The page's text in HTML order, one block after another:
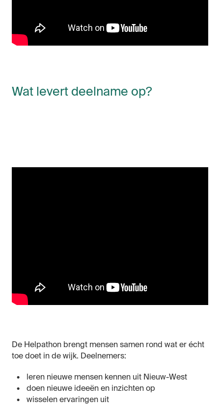
Wat levert deelname op?
De Helpathon brengt mensen samen rond wat er écht
toe doet in de wijk. Deelnemers:
leren nieuwe mensen kennen uit Nieuw-West
doen nieuwe ideeën en inzichten op
wisselen ervaringen uit